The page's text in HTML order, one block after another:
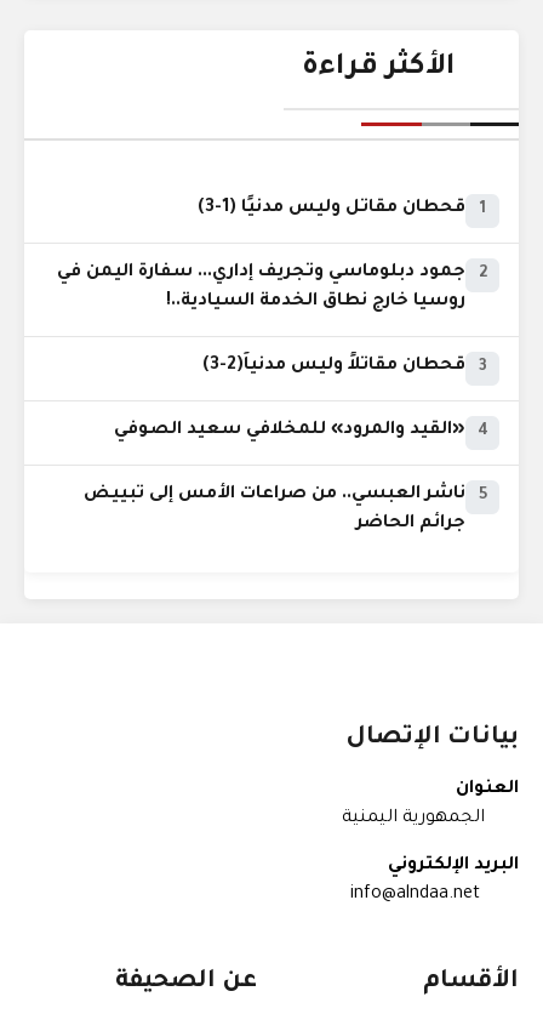
الأكثر قراءة
1 قحطان مقاتل وليس مدنيًا (1-3)
2
جمود دبلوماسي وتجريف إداري... سفارة اليمن في
روسيا خارج نطاق الخدمة السيادية..!
3 قحطان مقاتلاً وليس مدنياً(2-3)
4 «القيد والمرود» للمخلافي سعيد الصوفي
5
ناشر العبسي.. من صراعات الأمس إلى تبييض
جرائم الحاضر
بيانات الإتصال
العنوان
الجمهورية اليمنية
البريد الإلكتروني
info@alndaa.net
الأقسام عن الصحيفة